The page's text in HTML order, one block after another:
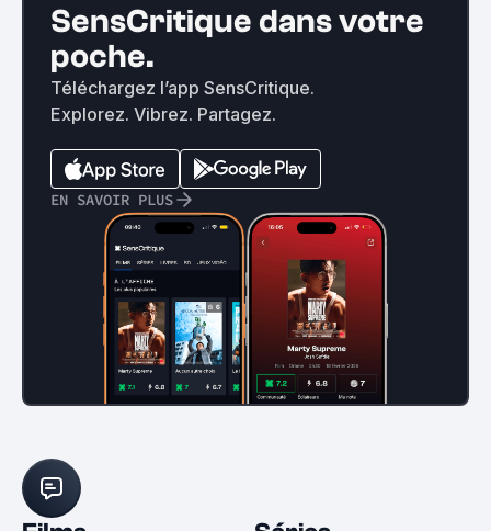
SensCritique dans votre
poche.
Téléchargez l’app SensCritique.
Explorez. Vibrez. Partagez.
EN SAVOIR PLUS